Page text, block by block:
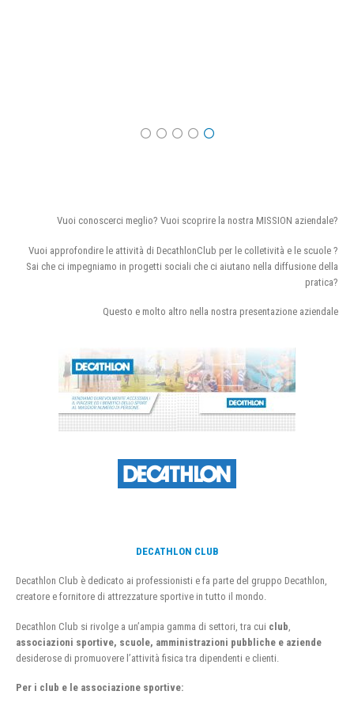
Vuoi conoscerci meglio? Vuoi scoprire la nostra MISSION aziendale?
Vuoi approfondire le attività di DecathlonClub per le colletività e le scuole ?
Sai che ci impegniamo in progetti sociali che ci aiutano nella diffusione della
pratica?
Questo e molto altro nella nostra presentazione aziendale
DECATHLON CLUB
Decathlon Club è dedicato ai professionisti e fa parte del gruppo Decathlon,
creatore e fornitore di attrezzature sportive in tutto il mondo.
Decathlon Club si rivolge a un’ampia gamma di settori, tra cui club
associazioni sportive, scuole, amministrazioni pubbliche e aziende
desiderose di promuovere l’attività fisica tra dipendenti e clienti.
Per i club e le associazione sportive: